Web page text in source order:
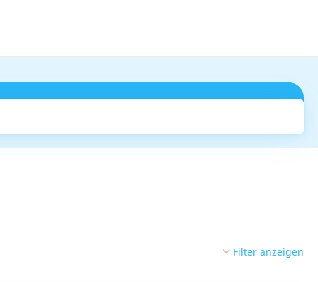
Filter anzeigen